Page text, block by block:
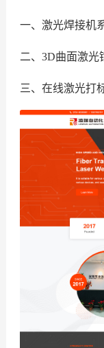
一、激光焊接机
二、3D曲面激光
三、在线激光打